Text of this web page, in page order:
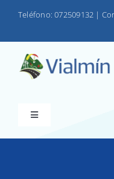
Teléfono: 072509132 |
Toggle
Navigation